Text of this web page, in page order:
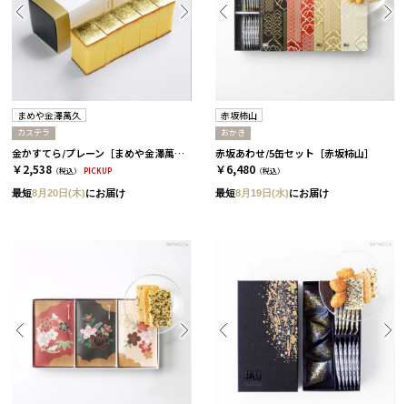
まめや金澤萬久
カステラ
金かすてら/プレーン［まめや金澤萬久］
￥2,538 （税込） PICKUP
最短8月20日(木)にお届け
赤坂柿山
おかき
赤坂あわせ/5缶セット［赤坂柿山］
￥6,480 （税込）
最短8月19日(水)にお届け